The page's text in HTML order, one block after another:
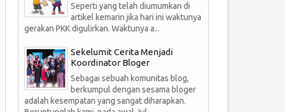
Seperti yang telah diumumkan di
artikel kemarin jika hari ini waktunya
gerakan PKK digulirkan. Waktunya a...
Sekelumit Cerita Menjadi
Koordinator Bloger
Sebagai sebuah komunitas blog,
berkumpul dengan sesama bloger
adalah kesempatan yang sangat diharapkan.